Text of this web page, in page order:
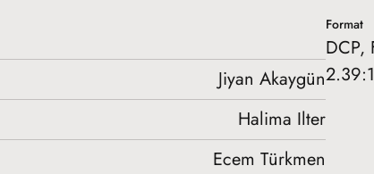
Jiyan Akaygün
Halima Ilter
Ecem Türkmen
Format
DCP,